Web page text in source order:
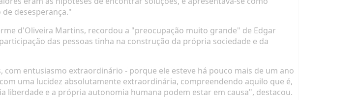
desesperança."
d'Oliveira Martins, recordou a "preocupação muito grande" de Edgar
das pessoas tinha na construção da própria sociedade e da
entusiasmo extraordinário - porque ele esteve há pouco mais de um ano
uma lucidez absolutamente extraordinária, compreendendo aquilo que é,
e a própria autonomia humana podem estar em causa", destacou.